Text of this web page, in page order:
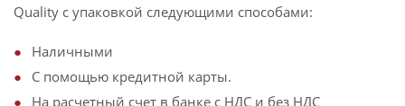
Quality с упаковкой следующими способами:
Наличными
С помощью кредитной карты.
На расчетный счет в банке с НДС и без НДС